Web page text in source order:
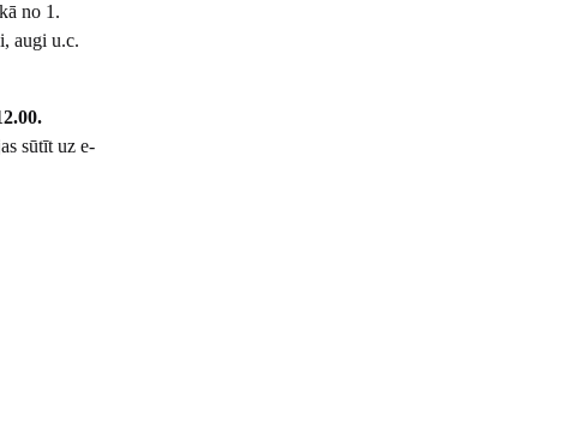
no 1.
augi u.c.
sūtīt uz e-